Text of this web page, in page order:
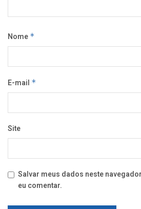
Nome *
E-mail *
Site
Salvar meus dados neste
eu comentar.